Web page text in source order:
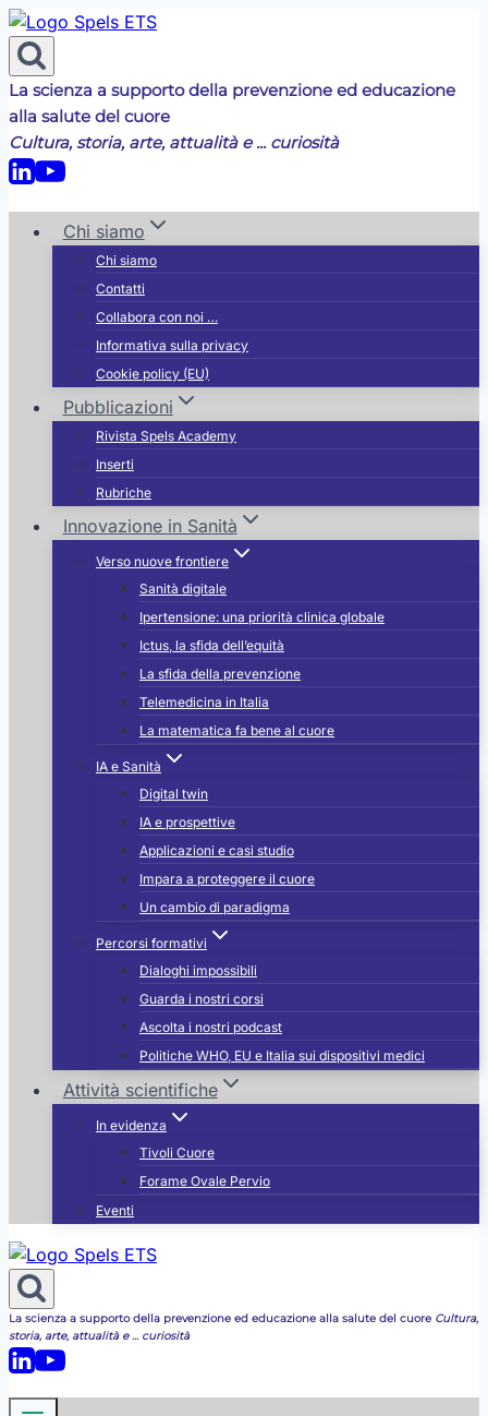
Salta
al
contenuto
La scienza a supporto della prevenzione ed educazione
alla salute del cuore
Cultura, storia, arte, attualità e ... curiosità
Chi siamo
Chi siamo
Contatti
Collabora con noi …
Informativa sulla privacy
Cookie policy (EU)
Pubblicazioni
Rivista Spels Academy
Inserti
Rubriche
Innovazione in Sanità
Verso nuove frontiere
Sanità digitale
Ipertensione: una priorità clinica globale
Ictus, la sfida dell’equità
La sfida della prevenzione
Telemedicina in Italia
La matematica fa bene al cuore
IA e Sanità
Digital twin
IA e prospettive
Applicazioni e casi studio
Impara a proteggere il cuore
Un cambio di paradigma
Percorsi formativi
Dialoghi impossibili
Guarda i nostri corsi
Ascolta i nostri podcast
Politiche WHO, EU e Italia sui dispositivi medici
Attività scientifiche
In evidenza
Tivoli Cuore
Forame Ovale Pervio
Eventi
La scienza a supporto della prevenzione ed educazione alla salute del cuore Cultura,
storia, arte, attualità e ... curiosità